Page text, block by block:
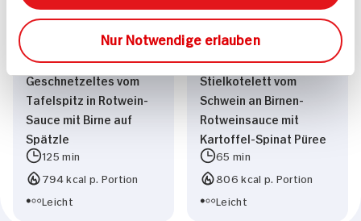
Nur Notwendige erlauben
Geschnetzeltes vom
Tafelspitz in Rotwein-
Sauce mit Birne auf
Spätzle
125 min
794 kcal p. Portion
Leicht
Stielkotelett vom
Schwein an Birnen-
Rotweinsauce mit
Kartoffel-Spinat Püree
65 min
806 kcal p. Portion
Leicht